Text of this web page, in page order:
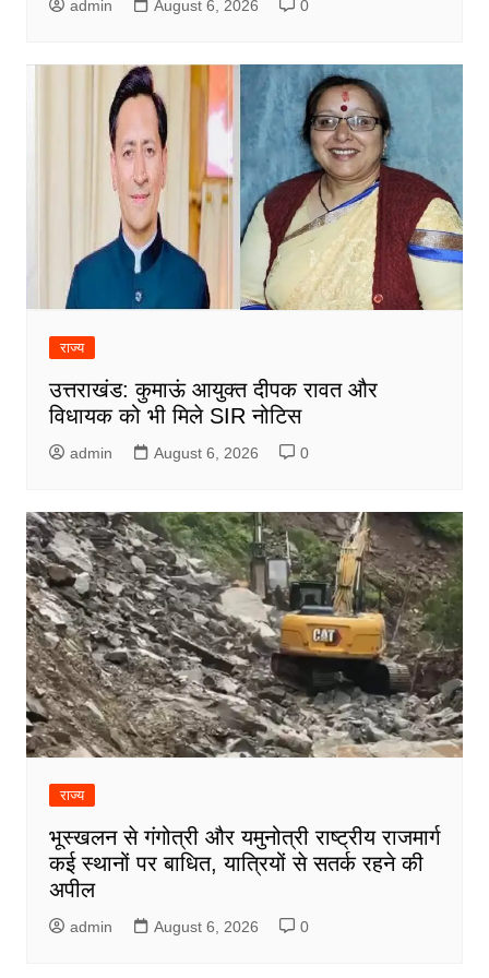
admin August 6, 2026 0
राज्य
उत्तराखंड: कुमाऊं आयुक्त दीपक रावत और
विधायक को भी मिले SIR नोटिस
admin August 6, 2026 0
राज्य
भूस्खलन से गंगोत्री और यमुनोत्री राष्ट्रीय राजमार्ग
कई स्थानों पर बाधित, यात्रियों से सतर्क रहने की
अपील
admin August 6, 2026 0